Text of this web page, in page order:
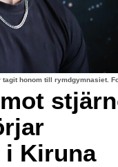
honom till rymdgymnasiet.
i Kiruna